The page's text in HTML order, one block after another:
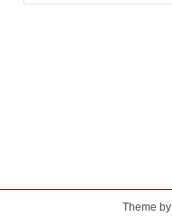
Theme by